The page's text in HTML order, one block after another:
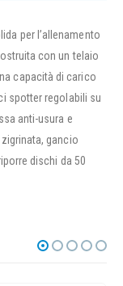
per l’allenamento
con un telaio
capacità di carico
spotter regolabili su
anti-usura e
gancio
dischi da 50